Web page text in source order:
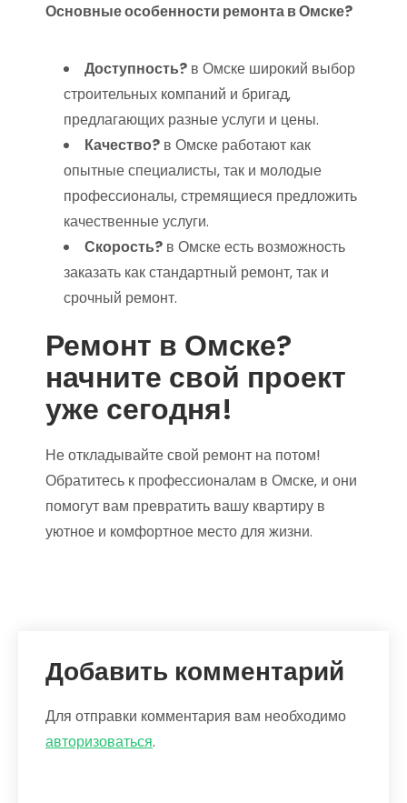
Основные особенности ремонта в Омске?
Доступность? в Омске широкий выбор
строительных компаний и бригад‚
предлагающих разные услуги и цены.
Качество? в Омске работают как
опытные специалисты‚ так и молодые
профессионалы‚ стремящиеся предложить
качественные услуги.
Скорость? в Омске есть возможность
заказать как стандартный ремонт‚ так и
срочный ремонт.
Ремонт в Омске?
начните свой проект
уже сегодня!
Не откладывайте свой ремонт на потом!
Обратитесь к профессионалам в Омске‚ и они
помогут вам превратить вашу квартиру в
уютное и комфортное место для жизни.
Добавить комментарий
Для отправки комментария вам необходимо
авторизоваться.